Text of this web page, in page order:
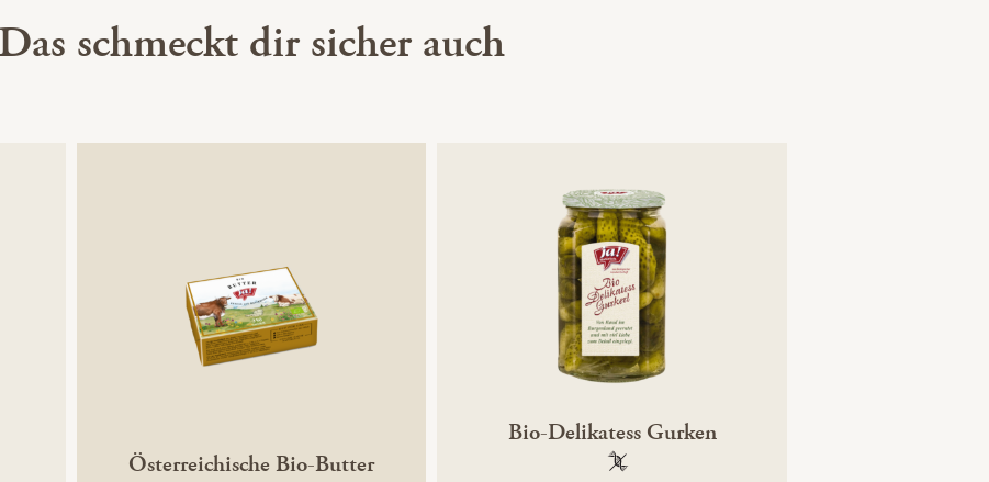
Das schmeckt dir sicher auch
Österreichische Bio-Butter
Bio-Delikatess Gurken
100 % gentechnikfrei